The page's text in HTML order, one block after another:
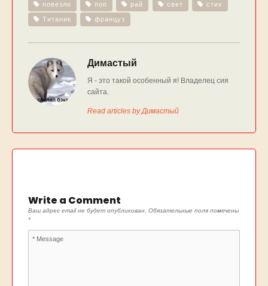
повезло поп рай свет стих
Титаник француз
Димастый
Я - это такой особенный я! Владелец сия
сайта.
Read articles by Димастый
Write a Comment
Ваш адрес email не будет опубликован. Обязательные поля помечены
*